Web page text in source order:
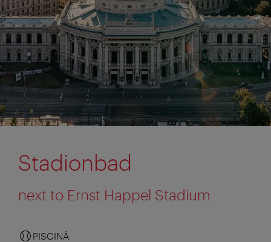
Stadionbad
next to Ernst Happel Stadium
PISCINĂ